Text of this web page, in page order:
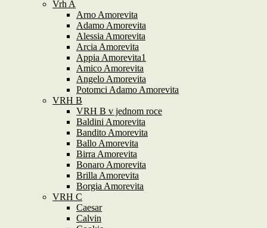
Vrh A
Arno Amorevita
Adamo Amorevita
Alessia Amorevita
Arcia Amorevita
Appia Amorevita1
Amico Amorevita
Angelo Amorevita
Potomci Adamo Amorevita
VRH B
VRH B v jednom roce
Baldini Amorevita
Bandito Amorevita
Ballo Amorevita
Birra Amorevita
Bonaro Amorevita
Brilla Amorevita
Borgia Amorevita
VRH C
Caesar
Calvin